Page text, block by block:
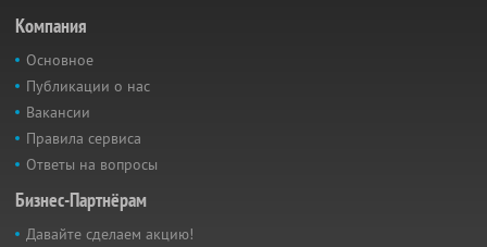
Компания
Основное
Публикации о нас
Вакансии
Правила сервиса
Ответы на вопросы
Бизнес-Партнёрам
Давайте сделаем акцию!